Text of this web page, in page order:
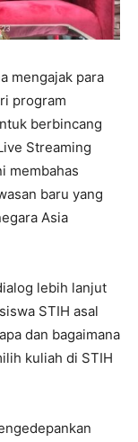
mengajak para
program
berbincang
Streaming
membahas
baru yang
Asia
lebih lanjut
STIH asal
dan bagaimana
kuliah di STIH